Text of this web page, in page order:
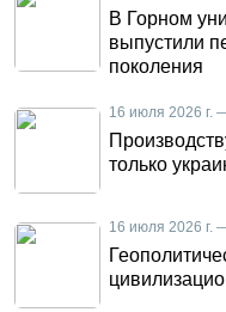
В Горном
выпустили
поколения
16 июля 2026 г.
только
16 июля 2026 г.